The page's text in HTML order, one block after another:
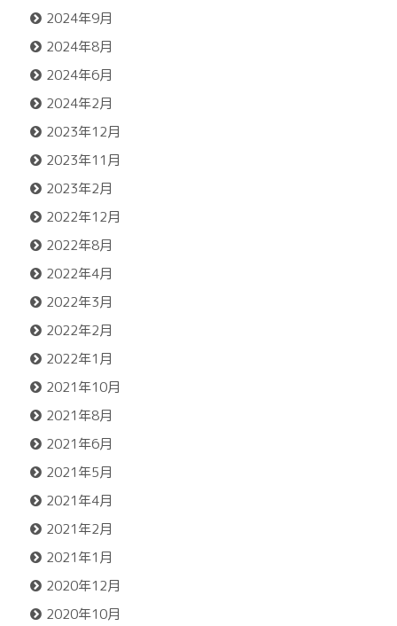
2024年9月
2024年8月
2024年6月
2024年2月
2023年12月
2023年11月
2023年2月
2022年12月
2022年8月
2022年4月
2022年3月
2022年2月
2022年1月
2021年10月
2021年8月
2021年6月
2021年5月
2021年4月
2021年2月
2021年1月
2020年12月
2020年10月